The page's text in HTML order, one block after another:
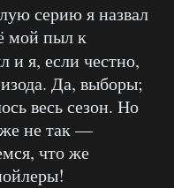
серию я назвал
мой пыл к
и я, если честно,
Да, выборы;
весь сезон. Но
не так —
что же